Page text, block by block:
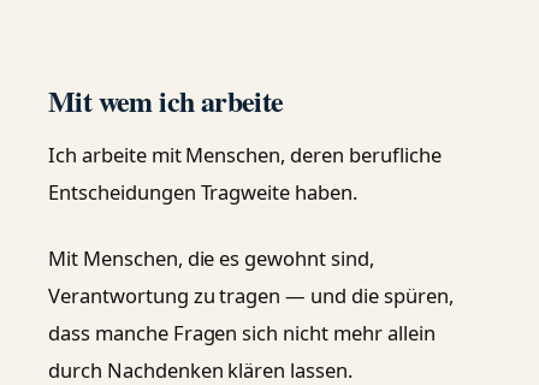
Mit wem ich arbeite
Ich arbeite mit Menschen, deren berufliche
Entscheidungen Tragweite haben.
Mit Menschen, die es gewohnt sind,
Verantwortung zu tragen — und die spüren,
dass manche Fragen sich nicht mehr allein
durch Nachdenken klären lassen.